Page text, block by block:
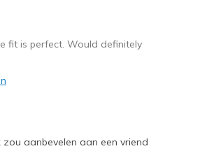
fit is perfect. Would definitely
zou aanbevelen aan een vriend